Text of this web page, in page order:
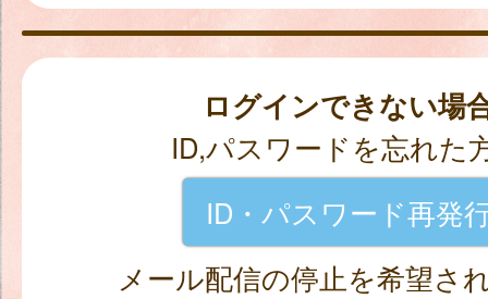
ログインできない場
ID,パスワードを忘れた
ID・パスワード再発
メール配信の停止を希望さ